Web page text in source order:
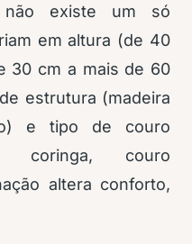
não existe um só
em altura (de 40
30 cm a mais de 60
estrutura (madeira
e tipo de couro
coringa, couro
altera conforto,